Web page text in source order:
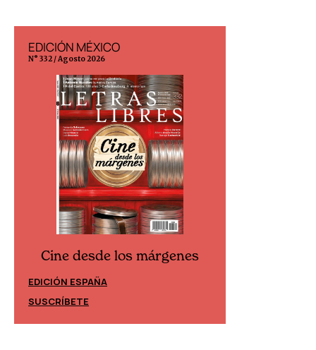
EDICIÓN MÉXICO
N° 332 / Agosto 2026
Cine desde los márgenes
EDICIÓN ESPAÑA
SUSCRÍBETE